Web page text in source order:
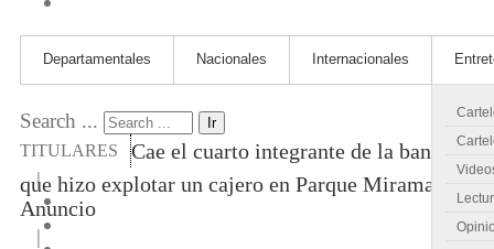
Departamentales Nacionales Internacionales
Search ... Ir
TITULARES
Cae el cuarto integrante de la banda
que hizo explotar un cajero en Parque Miramar
|
Anuncio
|